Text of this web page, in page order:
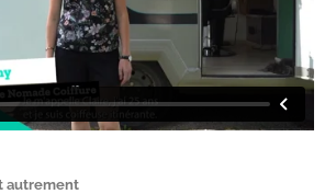
autrement